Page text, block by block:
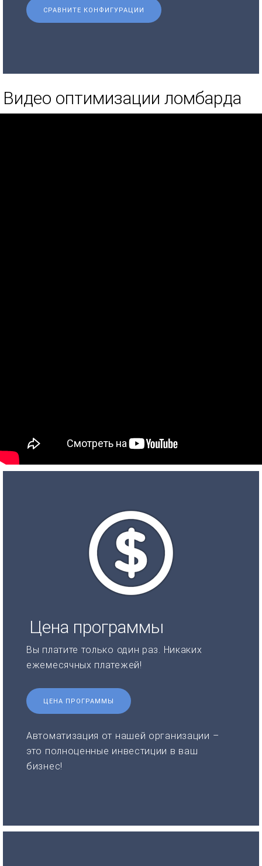
СРАВНИТЕ КОНФИГУРАЦИИ
Видео оптимизации ломбарда
Цена программы
Вы платите только один раз. Никаких
ежемесячных платежей!
ЦЕНА ПРОГРАММЫ
Автоматизация от нашей организации –
это полноценные инвестиции в ваш
бизнес!